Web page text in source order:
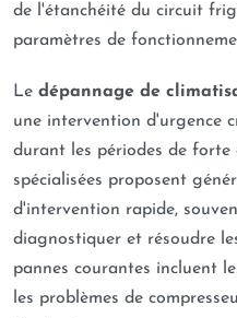
de l'étanchéité du circuit
paramètres de
Le dépannage de
une intervention d'urgence
durant les périodes de forte
spécialisées proposent
d'intervention rapide,
diagnostiquer et résoudre
pannes courantes incluent
les problèmes de